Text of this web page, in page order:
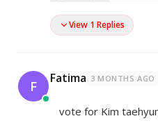
View 1 Replies
F Fatima 3 MONTHS AGO
vote for Kim